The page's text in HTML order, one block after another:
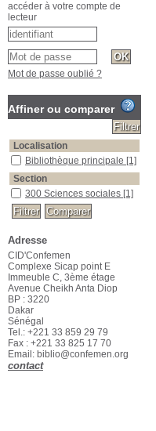
accéder à votre compte de
lecteur
Mot de passe oublié ?
Affiner ou comparer
Localisation
Bibliothèque principale [1]
Section
300 Sciences sociales [1]
Adresse
CID'Confemen
Complexe Sicap point E
Immeuble C, 3ème étage
Avenue Cheikh Anta Diop
BP : 3220
Dakar
Sénégal
Tel.: +221 33 859 29 79
Fax : +221 33 825 17 70
Email: biblio@confemen.org
contact